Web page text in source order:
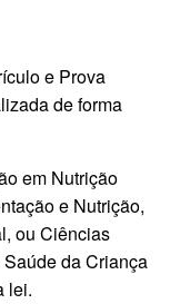
e Prova
de forma
em Nutrição
e Nutrição,
ou Ciências
da Criança
lei.